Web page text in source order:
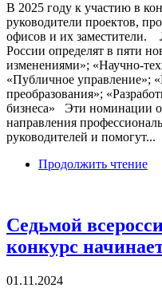
В 2025 году к участию в
руководители проектов,
офисов и их заместители.
России определят в пяти
изменениями»; «Научно-
«Публичное управление»;
преобразования»;
бизнеса» Эти номинации
направления
руководителей и помогут...
Продолжить чтение
Седьмой
конкурс
01.11.2024